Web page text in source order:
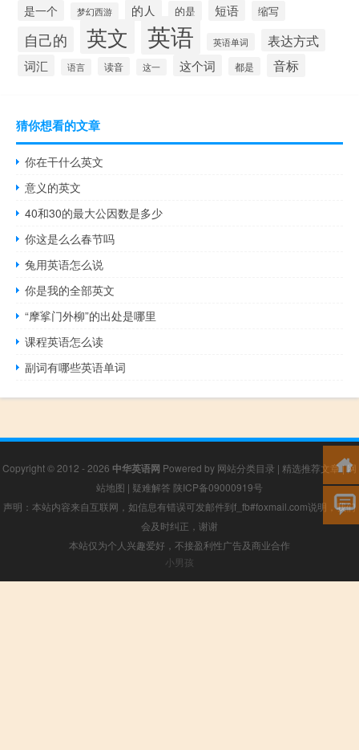
是一个 梦幻西游 的人 的是 短语 缩写
自己的 英文 英语 英语单词 表达方式
词汇 语言 读音 这一 这个词 都是 音标
猜你想看的文章
你在干什么英文
意义的英文
40和30的最大公因数是多少
你这是么么春节吗
兔用英语怎么说
你是我的全部英文
“摩挲门外柳”的出处是哪里
课程英语怎么读
副词有哪些英语单词
Copyright © 2012 - 2026 中华英语网 Powered by 网站分类目录 | 精选推荐文章 |网
站地图 | 疑难解答 陕ICP备09000919号
声明：本站内容来自互联网，如信息有错误可发邮件到f_fb#foxmail.com说明，我们
会及时纠正，谢谢
本站仅为个人兴趣爱好，不接盈利性广告及商业合作
小男孩